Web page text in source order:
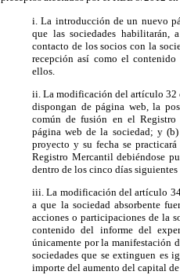
i. La introducción de un nuevo
que las sociedades
contacto de los socios con la
recepción así como el contenido
ellos.
ii. La modificación del artículo 32
dispongan de página web, la
común de fusión en el
página web de la sociedad; y
proyecto y su fecha se
Registro Mercantil debiéndose
dentro de los cinco días
iii. La modificación del artículo
a que la sociedad absorbente
acciones o participaciones de la
contenido del informe del
únicamente por la manifestación
sociedades que se extinguen es
importe del aumento del capital